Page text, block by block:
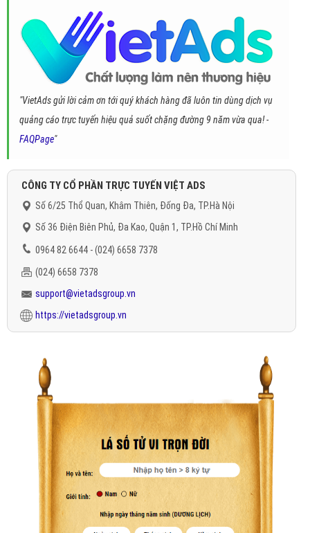
"VietAds gửi lời cảm ơn tới quý khách hàng đã luôn tin dùng dịch vụ
quảng cáo trực tuyến hiệu quả suốt chặng đường 9 năm vừa qua! -
FAQPage"
CÔNG TY CỔ PHẦN TRỰC TUYẾN VIỆT ADS
Số 6/25 Thổ Quan, Khâm Thiên, Đống Đa, TP.Hà Nội
Số 36 Điện Biên Phủ, Đa Kao, Quận 1, TP.Hồ Chí Minh
0964 82 6644 - (024) 6658 7378
(024) 6658 7378
support@vietadsgroup.vn
https://vietadsgroup.vn